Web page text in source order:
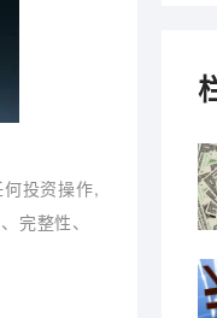
投资操作,
完整性、